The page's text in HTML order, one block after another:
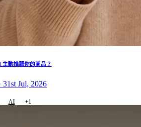
主動推薦你的商品？
Jul, 2026
AI +1